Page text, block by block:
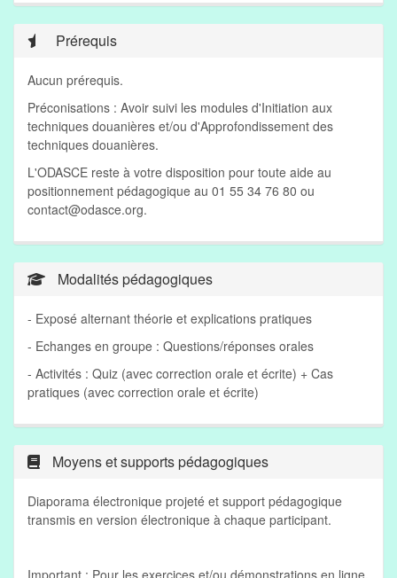
Prérequis
Aucun prérequis.
Préconisations : Avoir suivi les modules d'Initiation aux
techniques douanières et/ou d'Approfondissement des
techniques douanières.
L'ODASCE reste à votre disposition pour toute aide au
positionnement pédagogique au 01 55 34 76 80 ou
contact@odasce.org.
Modalités pédagogiques
- Exposé alternant théorie et explications pratiques
- Echanges en groupe : Questions/réponses orales
- Activités : Quiz (avec correction orale et écrite) + Cas
pratiques (avec correction orale et écrite)
Moyens et supports pédagogiques
Diaporama électronique projeté et support pédagogique
transmis en version électronique à chaque participant.
Important : Pour les exercices et/ou démonstrations en ligne,